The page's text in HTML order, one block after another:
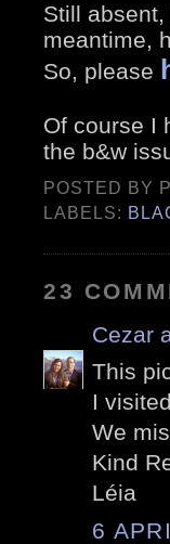
Still
meantime,
So, please
Of course I
the b&w
POSTED BY
LABELS:
23
Cezar
This
I
We
Kind
Léia
6